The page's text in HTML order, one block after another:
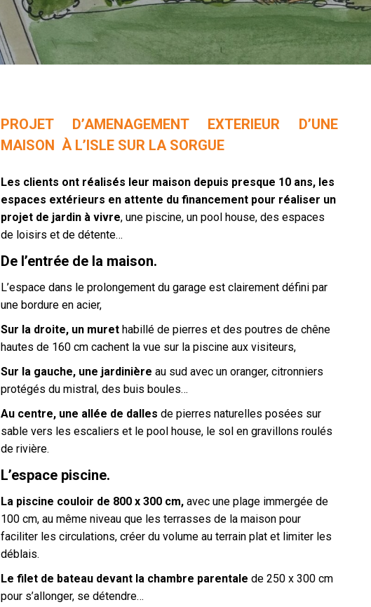
PROJET D’AMENAGEMENT EXTERIEUR D’UNE
MAISON À L’ISLE SUR LA SORGUE
Les clients ont réalisés leur maison depuis presque 10 ans, les
espaces extérieurs en attente du financement pour réaliser un
projet de jardin à vivre, une piscine, un pool house, des espaces
de loisirs et de détente…
De l’entrée de la maison.
L’espace dans le prolongement du garage est clairement défini par
une bordure en acier,
Sur la droite, un muret habillé de pierres et des poutres de chêne
hautes de 160 cm cachent la vue sur la piscine aux visiteurs,
Sur la gauche, une jardinière au sud avec un oranger, citronniers
protégés du mistral, des buis boules…
Au centre, une allée de dalles de pierres naturelles posées sur
sable vers les escaliers et le pool house, le sol en gravillons roulés
de rivière.
L’espace piscine.
La piscine couloir de 800 x 300 cm,avec une plage immergée de
100 cm, au même niveau que les terrasses de la maison pour
faciliter les circulations, créer du volume au terrain plat et limiter les
déblais.
Le filet de bateau devant la chambre parentale de 250 x 300 cm
pour s’allonger, se détendre…